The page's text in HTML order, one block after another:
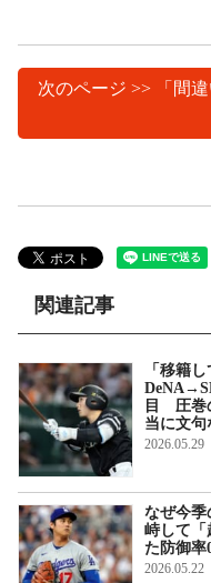
次のページ >> 「間
関連記事
「移籍
目 圧巻
当に文句
2026.05.29
なぜ今
峙して「
た防御率
2026.05.22